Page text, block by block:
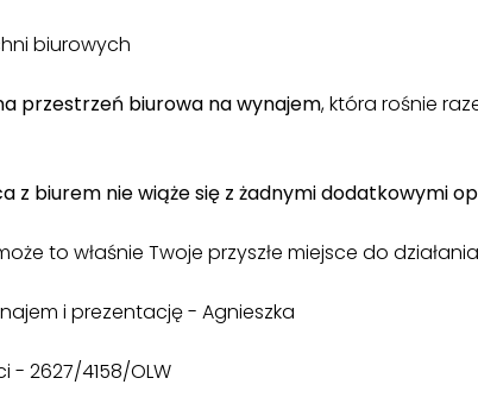
biurowych
przestrzeń biurowa na wynajem, która rośnie
z biurem nie wiąże się z żadnymi dodatkowymi
to właśnie Twoje przyszłe miejsce do
i prezentację - Agnieszka
- 2627/4158/OLW